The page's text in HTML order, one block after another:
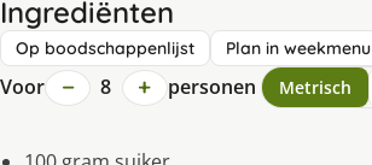
Ingrediënten
Op boodschappenlijst Plan in weekmenu
Voor − 8 + personen Metrisch